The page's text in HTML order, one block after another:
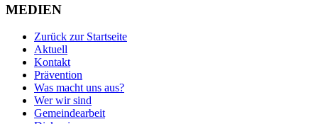
MEDIEN
Zurück zur Startseite
Aktuell
Kontakt
Prävention
Was macht uns aus?
Wer wir sind
Gemeindearbeit